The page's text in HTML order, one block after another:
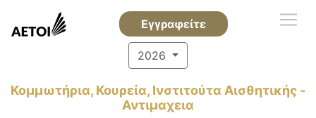
Εγγραφείτε
2026
Κομμωτήρια, Κουρεία, Ινστιτούτα Αισθητικής -
Αντιμαχεια